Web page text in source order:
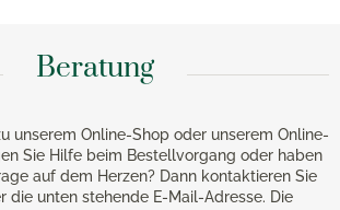
Beratung
unserem Online-Shop oder unserem Online-
Sie Hilfe beim Bestellvorgang oder haben
auf dem Herzen? Dann kontaktieren Sie
die unten stehende E-Mail-Adresse. Die